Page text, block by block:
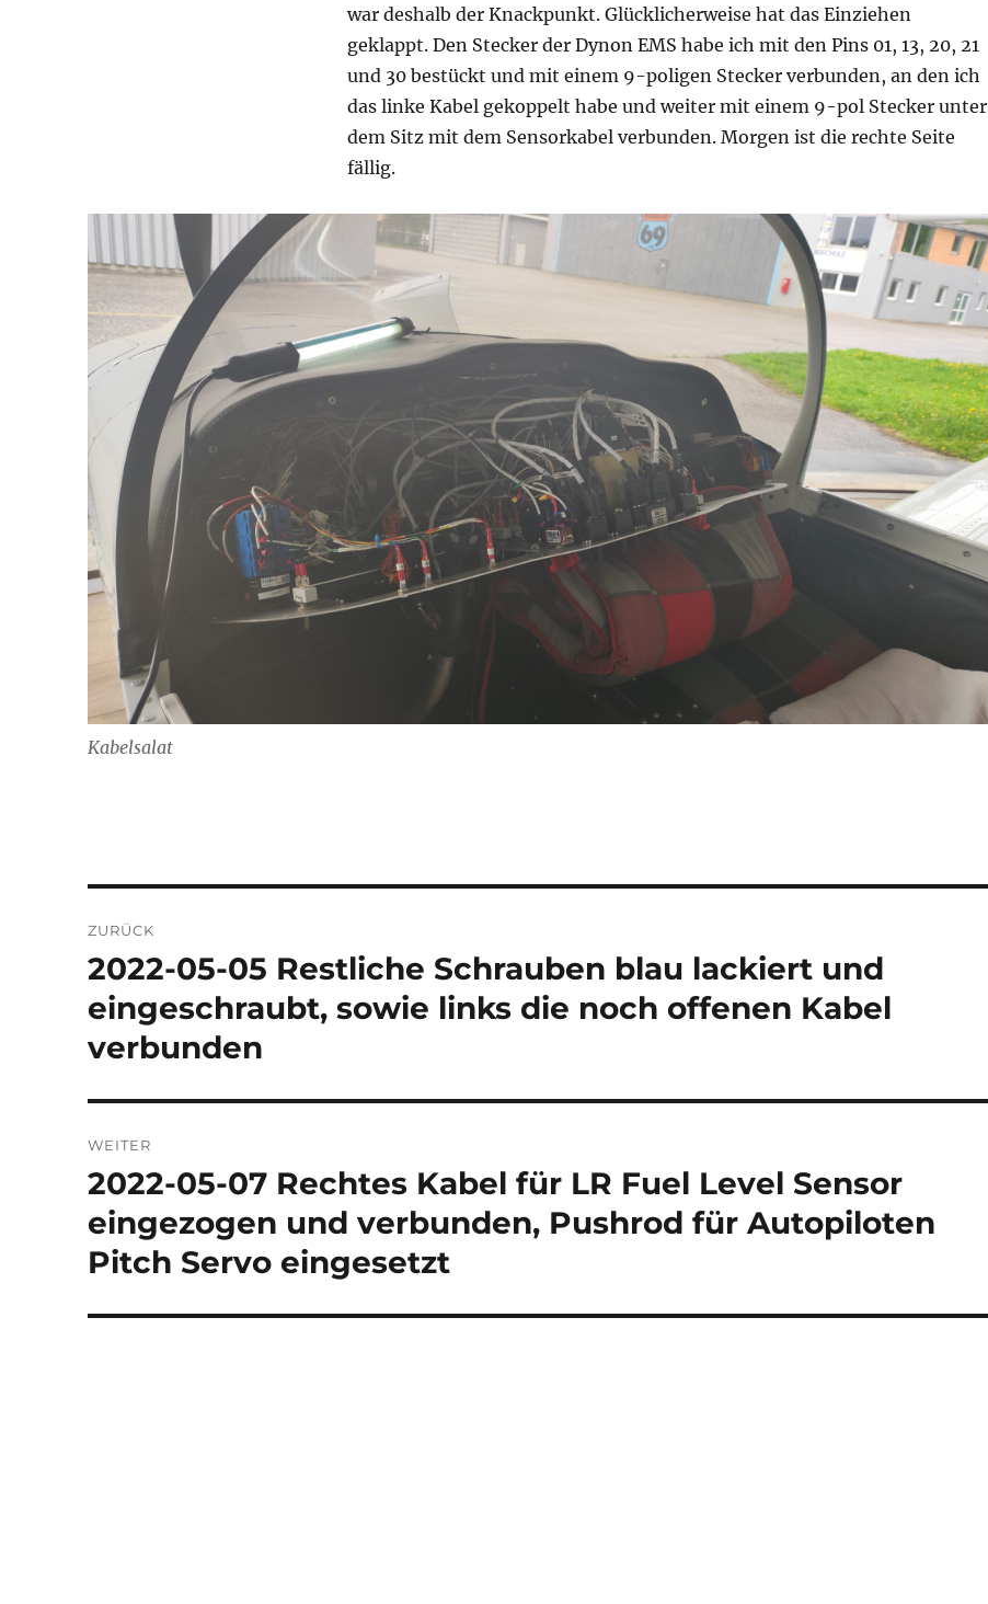
war deshalb der Knackpunkt. Glücklicherweise hat das Einziehen
geklappt. Den Stecker der Dynon EMS habe ich mit den Pins 01, 13, 20, 21
und 30 bestückt und mit einem 9-poligen Stecker verbunden, an den ich
das linke Kabel gekoppelt habe und weiter mit einem 9-pol Stecker unter
dem Sitz mit dem Sensorkabel verbunden. Morgen ist die rechte Seite
fällig.
Kabelsalat
ZURÜCK
Vorheriger
Beitrag:
2022-05-05 Restliche Schrauben blau lackiert und
eingeschraubt, sowie links die noch offenen Kabel
verbunden
WEITER
Nächster
Beitrag:
2022-05-07 Rechtes Kabel für LR Fuel Level Sensor
eingezogen und verbunden, Pushrod für Autopiloten
Pitch Servo eingesetzt